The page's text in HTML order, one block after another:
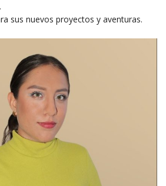
sus nuevos proyectos y aventuras.